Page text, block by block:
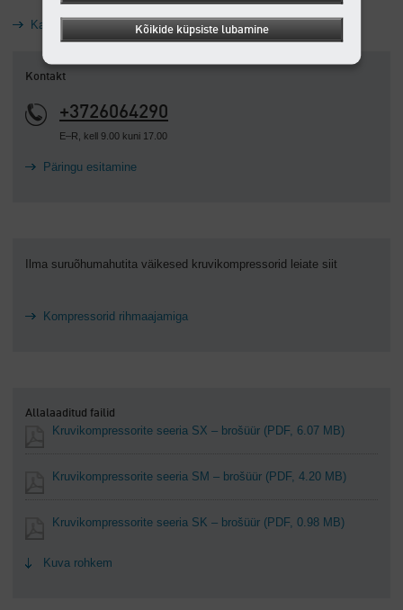
Kaeseri kasutusea juhtimine
Kontakt
+3726064290
E–R, kell 9.00 kuni 17.00
Päringu esitamine
Ilma suruõhumahutita väikesed kruvikompressorid leiate siit
Kompressorid rihmaajamiga
Allalaaditud failid
Kruvikompressorite seeria SX – brošüür (PDF, 6.07 MB)
Kruvikompressorite seeria SM – brošüür (PDF, 4.20 MB)
Kruvikompressorite seeria SK – brošüür (PDF, 0.98 MB)
Kuva rohkem
Kõikide küpsiste lubamine